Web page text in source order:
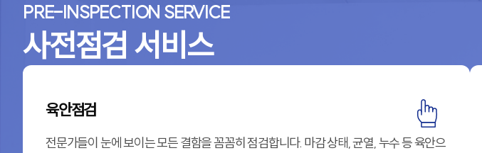
PRE-INSPECTION SERVICE
사전점검 서비스
육안점검
전문가들이 눈에 보이는 모든 결함을 꼼꼼히 점검합니다. 마감 상태, 균열, 누수 등 육안으
내포대
e편한